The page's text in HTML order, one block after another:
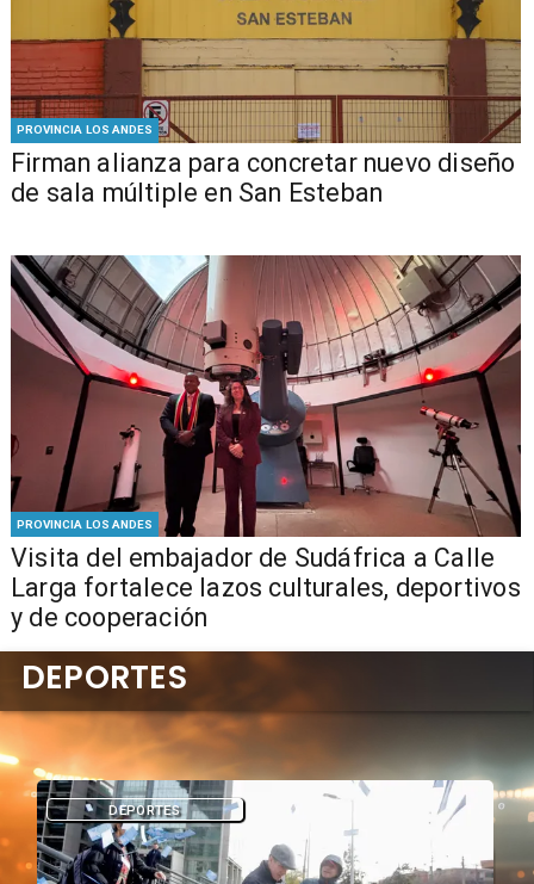
PROVINCIA LOS ANDES
​​Firman alianza para concretar nuevo diseño
de sala múltiple en San Esteban
PROVINCIA LOS ANDES
​Visita del embajador de Sudáfrica a Calle
Larga fortalece lazos culturales, deportivos
y de cooperación
DEPORTES
DEPORTES